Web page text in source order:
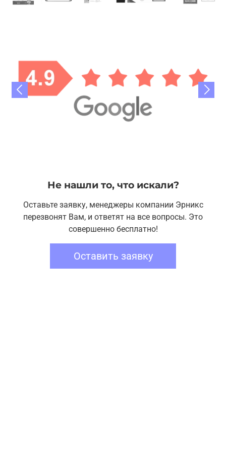
Не нашли то, что искали?
Оставьте заявку, менеджеры компании Эрникс
перезвонят Вам, и ответят на все вопросы. Это
совершенно бесплатно!
Оставить заявку